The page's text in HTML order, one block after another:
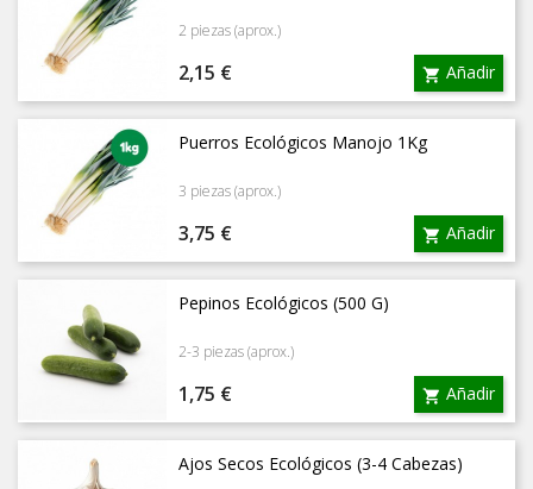
2 piezas (aprox.)
Precio
2,15 €  Añadir
Puerros Ecológicos Manojo 1Kg
3 piezas (aprox.)
Precio
3,75 €  Añadir
Pepinos Ecológicos (500 G)
2-3 piezas (aprox.)
Precio
1,75 €  Añadir
Ajos Secos Ecológicos (3-4 Cabezas)